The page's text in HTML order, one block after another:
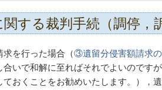
する裁判手続（調停，
を行った場合（③遺留分侵害額請求
合いで和解に至ればそれでよいのです
ておくことをお勧めいたします。），